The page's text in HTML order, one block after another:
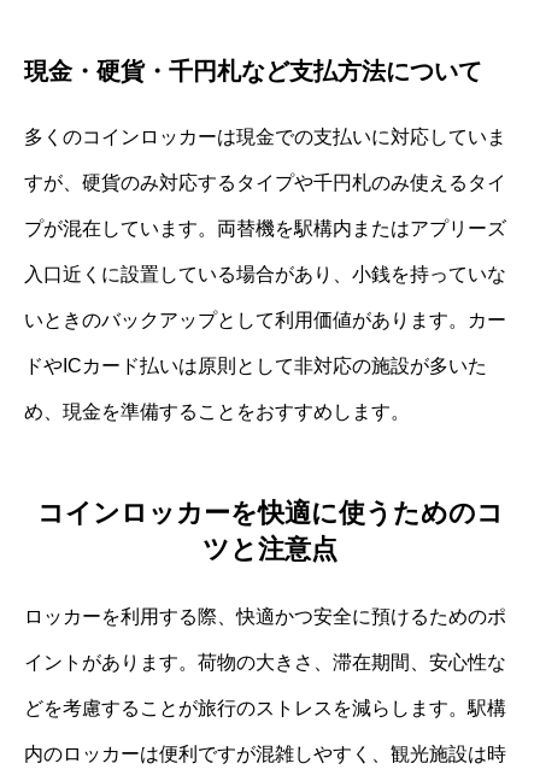
現金・硬貨・千円札など支払方法について
多くのコインロッカーは現金での支払いに対応していま
すが、硬貨のみ対応するタイプや千円札のみ使えるタイ
プが混在しています。両替機を駅構内またはアプリーズ
入口近くに設置している場合があり、小銭を持っていな
いときのバックアップとして利用価値があります。カー
ドやICカード払いは原則として非対応の施設が多いた
め、現金を準備することをおすすめします。
コインロッカーを快適に使うためのコ
ツと注意点
ロッカーを利用する際、快適かつ安全に預けるためのポ
イントがあります。荷物の大きさ、滞在期間、安心性な
どを考慮することが旅行のストレスを減らします。駅構
内のロッカーは便利ですが混雑しやすく、観光施設は時